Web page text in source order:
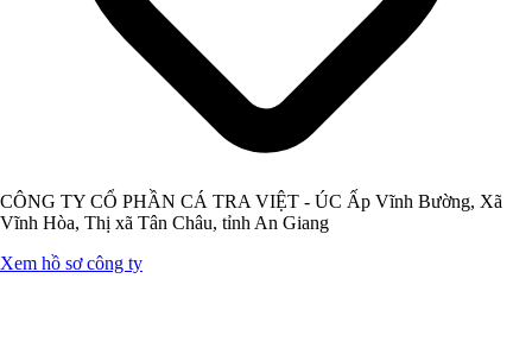
CÔNG TY CỔ PHẦN CÁ TRA VIỆT - ÚC Ấp Vĩnh Bường, Xã
Vĩnh Hòa, Thị xã Tân Châu, tỉnh An Giang
Xem hồ sơ công ty